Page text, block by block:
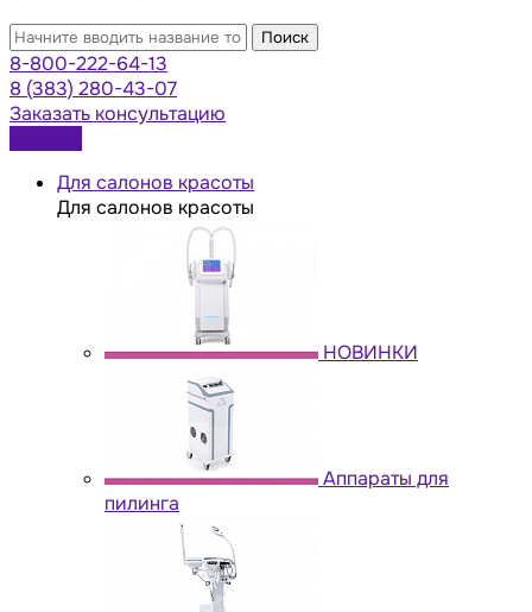
Поиск
8-800-222-64-13
8 (383) 280-43-07
Заказать консультацию
Для салонов красоты
Для салонов красоты
НОВИНКИ
Аппараты для
пилинга